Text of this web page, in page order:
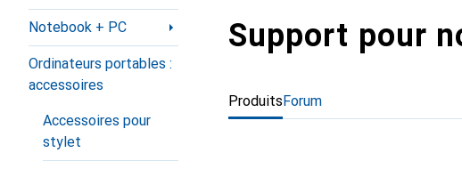
Notebook + PC
Ordinateurs portables :
accessoires
Accessoires pour
stylet
Support pour
ProduitsForum